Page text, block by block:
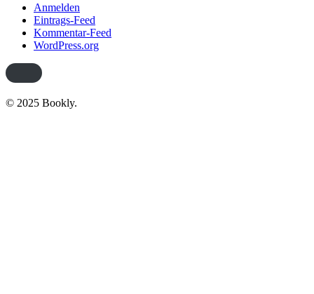
Anmelden
Eintrags-Feed
Kommentar-Feed
WordPress.org
© 2025 Bookly.